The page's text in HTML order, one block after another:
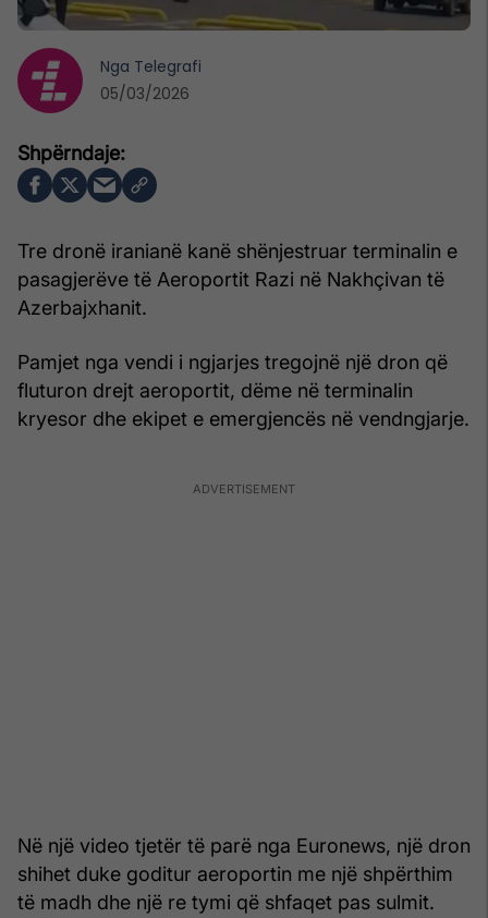
Tre dronë iranianë kanë shënjestruar terminalin e
pasagjerëve të Aeroportit Razi në Nakhçivan të
Azerbajxhanit.
Pamjet nga vendi i ngjarjes tregojnë një dron që
fluturon drejt aeroportit, dëme në terminalin
kryesor dhe ekipet e emergjencës në vendngjarje.
Në një video tjetër të parë nga Euronews, një dron
shihet duke goditur aeroportin me një shpërthim
të madh dhe një re tymi që shfaqet pas sulmit.
Nga Telegrafi
05/03/2026